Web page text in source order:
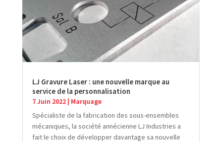
LJ Gravure Laser : une nouvelle marque au
service de la personnalisation
7 Juin 2022| Marquage
Spécialiste de la fabrication des sous-ensembles
mécaniques, la société annécienne LJ Industries a
fait le choix de développer davantage sa nouvelle